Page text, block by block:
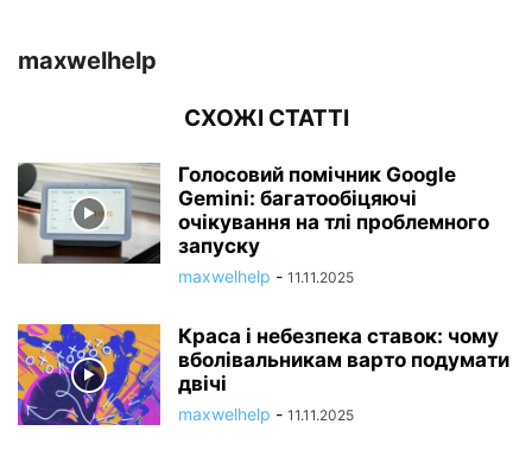
maxwelhelp
СХОЖІ СТАТТІ
Голосовий помічник Google
Gemini: багатообіцяючі
очікування на тлі проблемного
запуску
maxwelhelp - 11.11.2025
Краса і небезпека ставок: чому
вболівальникам варто подумати
двічі
maxwelhelp - 11.11.2025